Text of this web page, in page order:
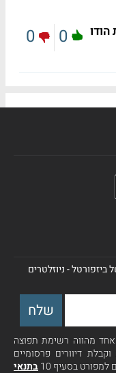
0
0
- ניוזלטרים
מהווה רשימת תפוצה
דיוורים פרסומיים
בסעיף 10
בתנאי